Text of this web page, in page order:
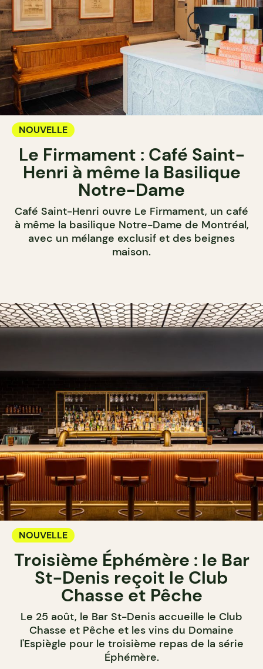
NOUVELLE
Le Firmament : Café Saint-
Henri à même la Basilique
Notre-Dame
Café Saint-Henri ouvre Le Firmament, un café
à même la basilique Notre-Dame de Montréal,
avec un mélange exclusif et des beignes
maison.
NOUVELLE
Troisième Éphémère : le Bar
St-Denis reçoit le Club
Chasse et Pêche
Le 25 août, le Bar St-Denis accueille le Club
Chasse et Pêche et les vins du Domaine
l'Espiègle pour le troisième repas de la série
Éphémère.